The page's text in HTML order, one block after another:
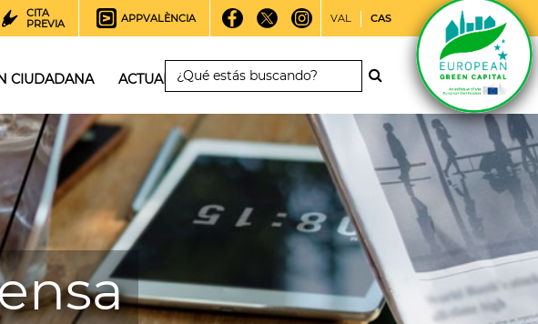
CITA
PREVIA
APPVALÈNCIA VAL CAS
CIUDADANA ACTUALIDAD